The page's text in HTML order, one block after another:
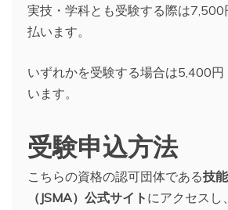
実技・学科とも受験する際は7,500
払います。
いずれかを受験する場合は5,400
います。
受験申込方法
こちらの資格の認可団体である技
（JSMA）公式サイト にアクセスし